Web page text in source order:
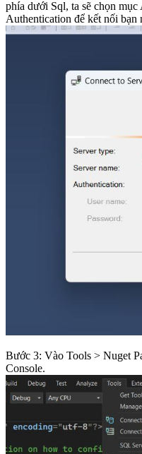
phía dưới Sql, ta sẽ chọn
Authentication để kết nối bạn
Bước 3: Vào Tools > Nuget
Console.